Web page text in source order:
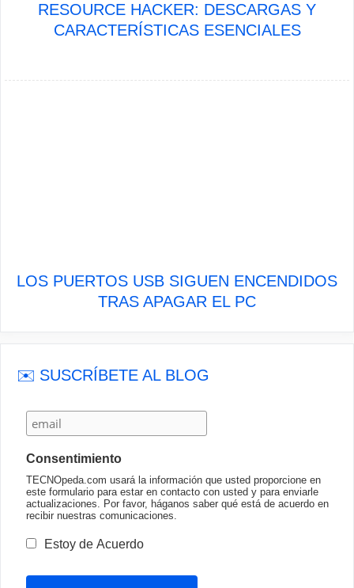
RESOURCE HACKER: DESCARGAS Y
CARACTERÍSTICAS ESENCIALES
LOS PUERTOS USB SIGUEN ENCENDIDOS
TRAS APAGAR EL PC
✉️ SUSCRÍBETE AL BLOG
Consentimiento
TECNOpeda.com usará la información que usted proporcione en
este formulario para estar en contacto con usted y para enviarle
actualizaciones. Por favor, háganos saber qué está de acuerdo en
recibir nuestras comunicaciones.
Estoy de Acuerdo